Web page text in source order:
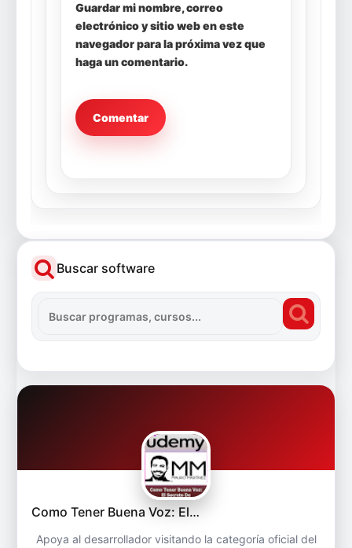
Guardar mi nombre, correo
electrónico y sitio web en este
navegador para la próxima vez que
haga un comentario.
Buscar software
Como Tener Buena Voz: El…
Apoya al desarrollador visitando la categoría oficial del